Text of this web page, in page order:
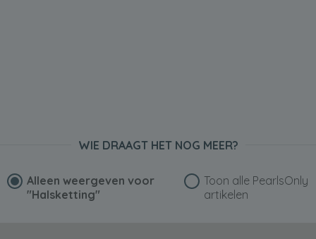
WIE DRAAGT HET NOG MEER?
Alleen weergeven voor
"Halsketting"
Toon alle PearlsOnly
artikelen